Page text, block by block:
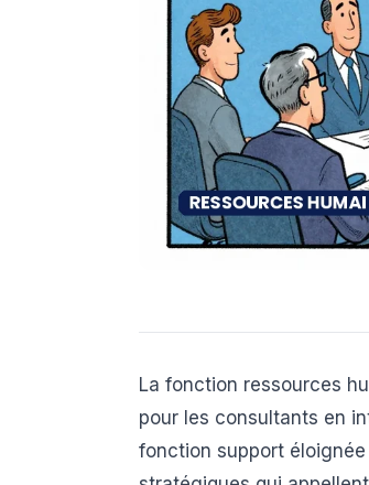
La fonction ressources
pour les consultants en
fonction support éloignée